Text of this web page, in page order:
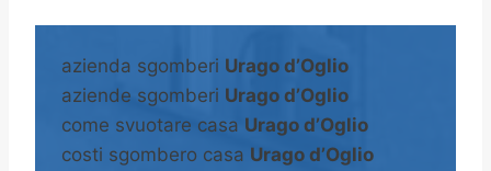
e
n
a
azienda sgomberi Urago d’Oglio
aziende sgomberi Urago d’Oglio
come svuotare casa Urago d’Oglio
costi sgombero casa Urago d’Oglio